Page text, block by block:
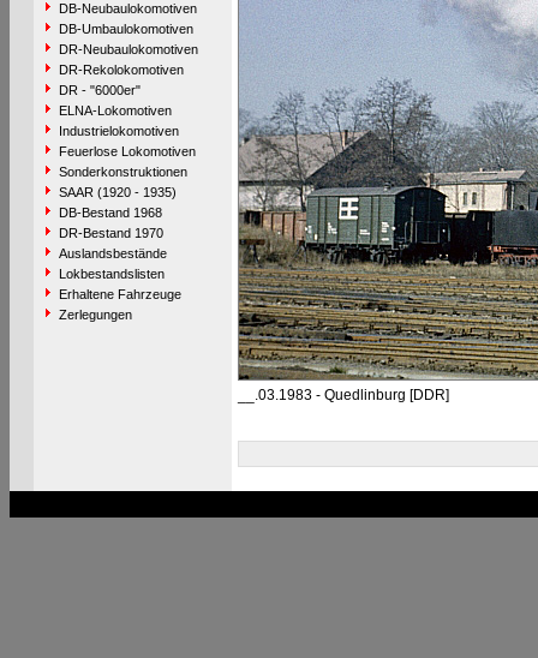
DB-Neubaulokomotiven
DB-Umbaulokomotiven
DR-Neubaulokomotiven
DR-Rekolokomotiven
DR - "6000er"
ELNA-Lokomotiven
Industrielokomotiven
Feuerlose Lokomotiven
Sonderkonstruktionen
SAAR (1920 - 1935)
DB-Bestand 1968
DR-Bestand 1970
Auslandsbestände
Lokbestandslisten
Erhaltene Fahrzeuge
Zerlegungen
__.03.1983 - Quedlinburg [DDR]